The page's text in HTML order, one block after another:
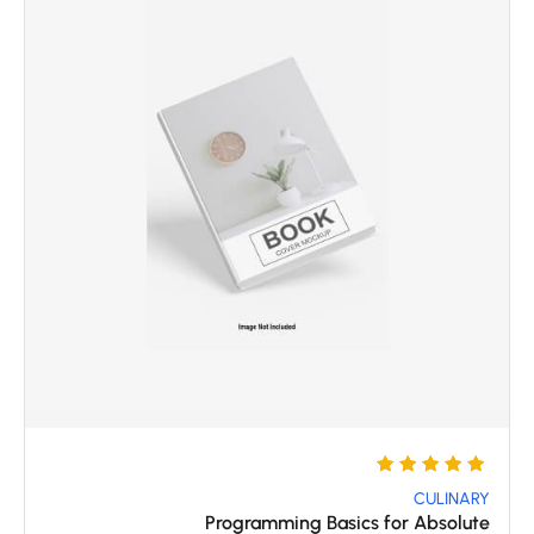
التقييم
CULINARY
Programming Basics for Absolute